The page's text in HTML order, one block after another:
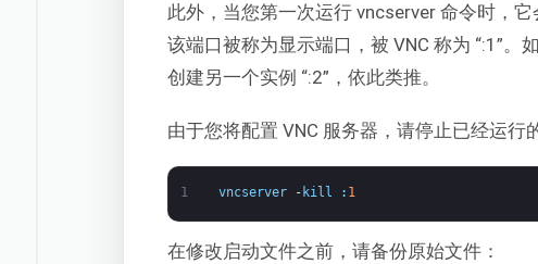
此外，当您第一次运行 vncserver 命令时，
该端口被称为显示端口，被 VNC 称为 “:1”
创建另一个实例 “:2”，依此类推。
由于您将配置 VNC 服务器，请停止已经运行
1 vncserver - kill : 1
在修改启动文件之前，请备份原始文件：